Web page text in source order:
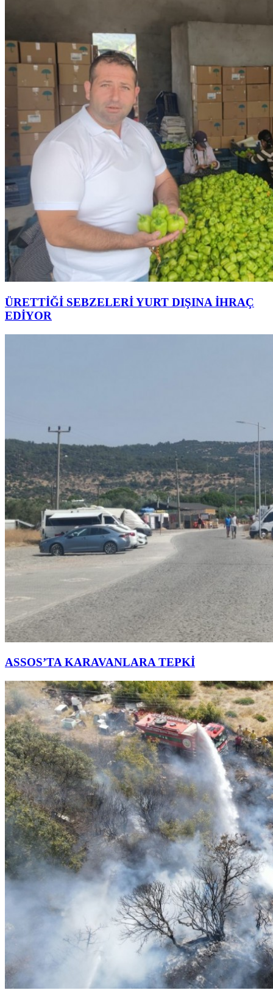
ÜRETTİĞİ SEBZELERİ YURT DIŞINA İHRAÇ
EDİYOR
ASSOS’TA KARAVANLARA TEPKİ